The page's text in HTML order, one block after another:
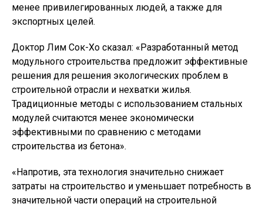
менее привилегированных людей, а также для
экспортных целей.
Доктор Лим Сок-Хо сказал: «Разработанный метод
модульного строительства предложит эффективные
решения для решения экологических проблем в
строительной отрасли и нехватки жилья.
Традиционные методы с использованием стальных
модулей считаются менее экономически
эффективными по сравнению с методами
строительства из бетона».
«Напротив, эта технология значительно снижает
затраты на строительство и уменьшает потребность в
значительной части операций на строительной